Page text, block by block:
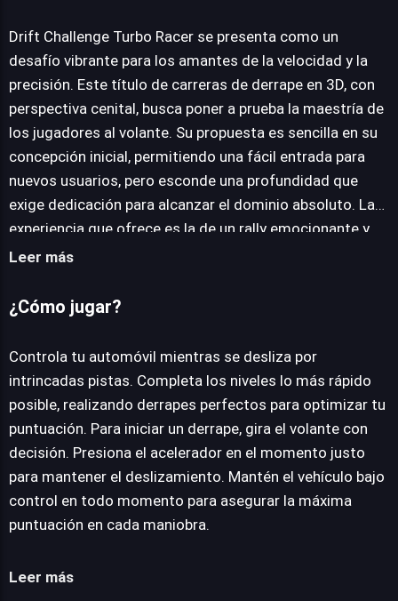
JUEGALO AHORA
Drift Challenge Turbo Racer se presenta como un
desafío vibrante para los amantes de la velocidad y la
precisión. Este título de carreras de derrape en 3D, con
perspectiva cenital, busca poner a prueba la maestría de
los jugadores al volante. Su propuesta es sencilla en su
concepción inicial, permitiendo una fácil entrada para
nuevos usuarios, pero esconde una profundidad que
exige dedicación para alcanzar el dominio absoluto. La
experiencia que ofrece es la de un rally emocionante y
exigente, donde cada pista, diseñada con un conjunto
demostrar pericia. Los circuitos están repletos de
obstáculos estratégicamente ubicados. Superar estos
elementos requiere no solo velocidad, sino una hábil
ejecución del deslizamiento controlado, que es el eje
central de su mecánica. A medida que se progresa, los
jugadores tienen la oportunidad de desbloquear nuevos
vehículos. Cada uno de estos automóviles posee
estadísticas y habilidades distintivas, brindando la
flexibilidad de adaptar la elección al estilo de juego
Leer más
¿Cómo jugar?
Controla tu automóvil mientras se desliza por
intrincadas pistas. Completa los niveles lo más rápido
posible, realizando derrapes perfectos para optimizar tu
puntuación. Para iniciar un derrape, gira el volante con
decisión. Presiona el acelerador en el momento justo
para mantener el deslizamiento. Mantén el vehículo bajo
control en todo momento para asegurar la máxima
puntuación en cada maniobra.
Leer más